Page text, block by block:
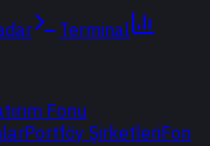
Terminal
Fonu
Portföy ŞirketleriFon